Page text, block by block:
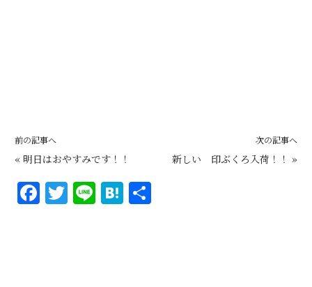
前の記事へ
« 明日はおやすみです！！
次の記事へ
新しい 印ぶくろ入荷！！ »
F
a
T
w
Li
n
H
at